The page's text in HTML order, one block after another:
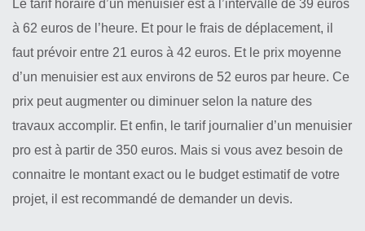
Le tarif horaire d’un menuisier est à l’intervalle de 39 euros
à 62 euros de l’heure. Et pour le frais de déplacement, il
faut prévoir entre 21 euros à 42 euros. Et le prix moyenne
d’un menuisier est aux environs de 52 euros par heure. Ce
prix peut augmenter ou diminuer selon la nature des
travaux accomplir. Et enfin, le tarif journalier d’un menuisier
pro est à partir de 350 euros. Mais si vous avez besoin de
connaitre le montant exact ou le budget estimatif de votre
projet, il est recommandé de demander un devis.